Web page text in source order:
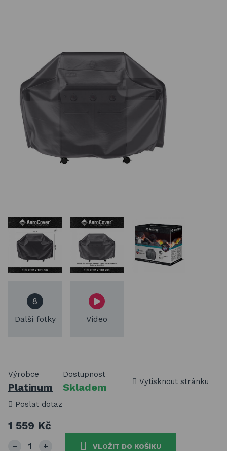
Výprodej
ÚVOD
VŠE O NÁKUPU
REALIZACE V ČR
8
Další fotky Video
Výrobce
Platinum
Dostupnost
Skladem Vytisknout stránku
Poslat dotaz
1 559 Kč
VLOŽIT DO KOŠÍKU